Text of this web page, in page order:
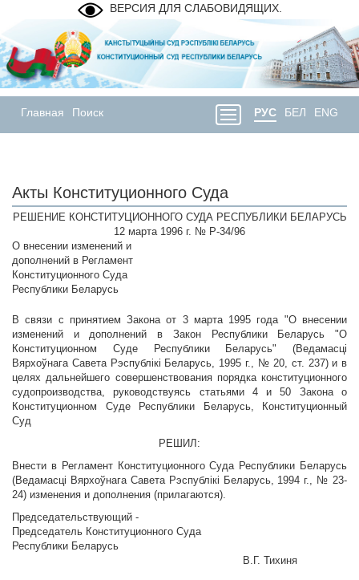
ВЕРСИЯ ДЛЯ СЛАБОВИДЯЩИХ.
Главная Поиск РУС БЕЛ ENG
Акты Конституционного Суда
РЕШЕНИЕ КОНСТИТУЦИОННОГО СУДА РЕСПУБЛИКИ БЕЛАРУСЬ
12 марта 1996 г. № Р-34/96
О внесении изменений и
дополнений в Регламент
Конституционного Суда
Республики Беларусь
В связи с принятием Закона от 3 марта 1995 года "О внесении
изменений и дополнений в Закон Республики Беларусь "О
Конституционном Суде Республики Беларусь" (Ведамасцi
Вярхоўнага Савета Рэспублiкi Беларусь, 1995 г., № 20, ст. 237) и в
целях дальнейшего совершенствования порядка конституционного
судопроизводства, руководствуясь статьями 4 и 50 Закона о
Конституционном Суде Республики Беларусь, Конституционный
Суд
РЕШИЛ:
Внести в Регламент Конституционного Суда Республики Беларусь
(Ведамасцi Вярхоўнага Савета Рэспублiкi Беларусь, 1994 г., № 23-
24) изменения и дополнения (прилагаются).
Председательствующий -
Председатель Конституционного Суда
Республики Беларусь
В.Г. Тихиня